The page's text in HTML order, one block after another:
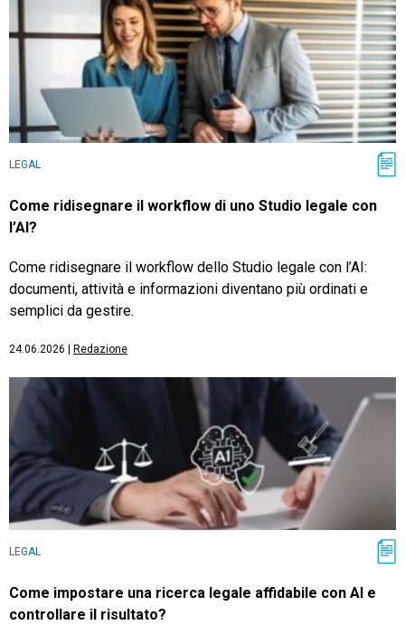
LEGAL
Come ridisegnare il workflow di uno Studio legale con
l’AI?
Come ridisegnare il workflow dello Studio legale con l’AI:
documenti, attività e informazioni diventano più ordinati e
semplici da gestire.
24.06.2026 Redazione
LEGAL
Come impostare una ricerca legale affidabile con AI e
controllare il risultato?